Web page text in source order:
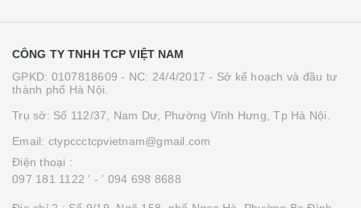
CÔNG TY TNHH TCP VIỆT NAM
GPKD: 0107818609 - NC: 24/4/2017 - Sở kế hoạch và đầu tư
thành phố Hà Nội.
Trụ sở: Số 112/37, Nam Dư, Phường Vĩnh Hưng, Tp Hà Nội.
Email: ctypccctcpvietnam@gmail.com
Điện thoại :
097 181 1122 ' - ' 094 698 8688